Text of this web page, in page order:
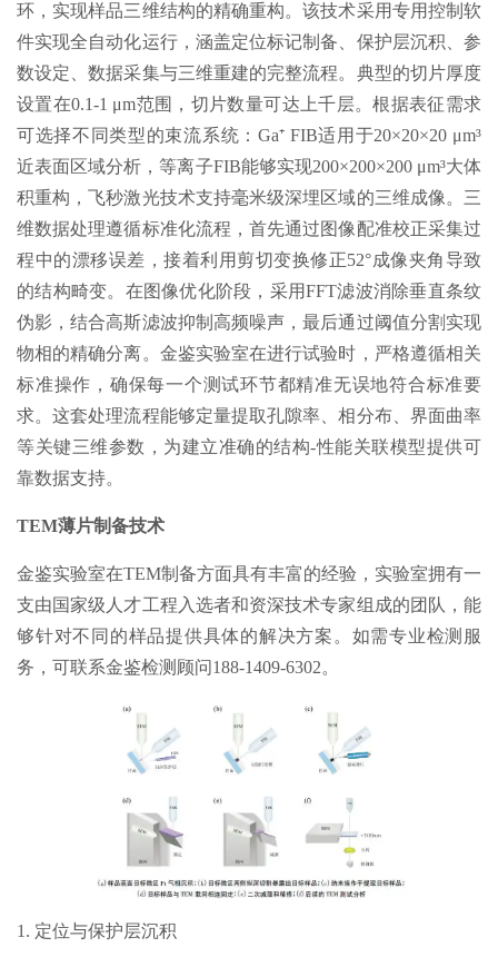
环，实现样品三维结构的精确重构。该技术采用专用控制软
件实现全自动化运行，涵盖定位标记制备、保护层沉积、参
数设定、数据采集与三维重建的完整流程。典型的切片厚度
设置在0.1-1 μm范围，切片数量可达上千层。根据表征需求
可选择不同类型的束流系统：Ga⁺ FIB适用于20×20×20 μm³
近表面区域分析，等离子FIB能够实现200×200×200 μm³大体
积重构，飞秒激光技术支持毫米级深埋区域的三维成像。三
维数据处理遵循标准化流程，首先通过图像配准校正采集过
程中的漂移误差，接着利用剪切变换修正52°成像夹角导致
的结构畸变。在图像优化阶段，采用FFT滤波消除垂直条纹
伪影，结合高斯滤波抑制高频噪声，最后通过阈值分割实现
物相的精确分离。金鉴实验室在进行试验时，严格遵循相关
标准操作，确保每一个测试环节都精准无误地符合标准要
求。这套处理流程能够定量提取孔隙率、相分布、界面曲率
等关键三维参数，为建立准确的结构-性能关联模型提供可
靠数据支持。
TEM薄片制备技术
金鉴实验室在TEM制备方面具有丰富的经验，实验室拥有一
支由国家级人才工程入选者和资深技术专家组成的团队，能
够针对不同的样品提供具体的解决方案。如需专业检测服
务，可联系金鉴检测顾问188-1409-6302。
1. 定位与保护层沉积